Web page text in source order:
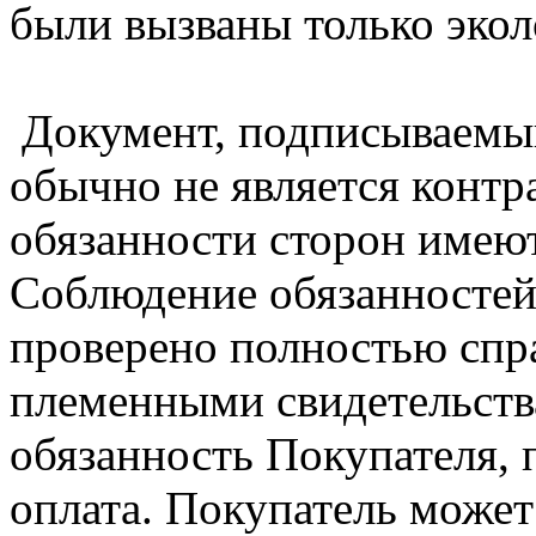
были вызваны только
Документ,
обычно не является
обязанности сторон
Соблюдение
проверено полностью
племенными
обязанность
оплата. Покупатель